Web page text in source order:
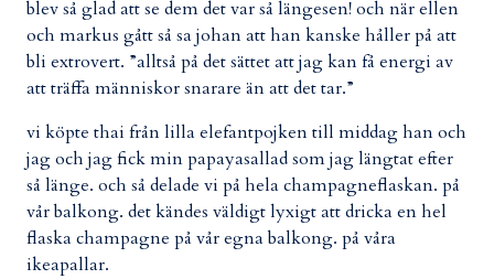
blev så glad att se dem det var så längesen! och när ellen
och markus gått så sa johan att han kanske håller på att
bli extrovert. ”alltså på det sättet att jag kan få energi av
att träffa människor snarare än att det tar.”
vi köpte thai från lilla elefantpojken till middag han och
jag och jag fick min papayasallad som jag längtat efter
så länge. och så delade vi på hela champagneflaskan. på
vår balkong. det kändes väldigt lyxigt att dricka en hel
flaska champagne på vår egna balkong. på våra
ikeapallar.